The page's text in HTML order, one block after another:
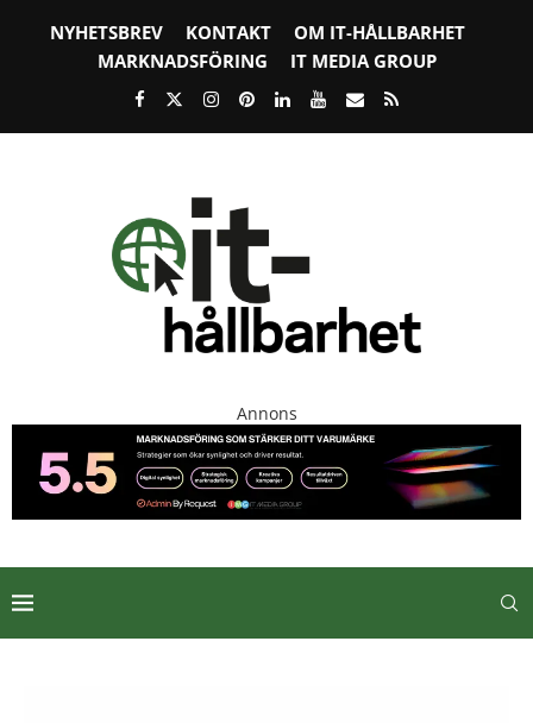
NYHETSBREV KONTAKT
OM IT-HÅLLBARHET
MARKNADSFÖRING
IT MEDIA GROUP
Annons